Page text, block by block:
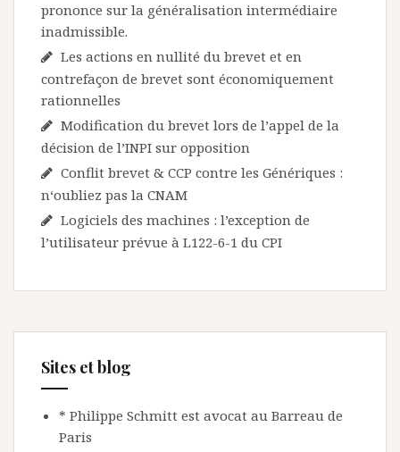
prononce sur la généralisation intermédiaire
inadmissible.
Les actions en nullité du brevet et en
contrefaçon de brevet sont économiquement
rationnelles
Modification du brevet lors de l’appel de la
décision de l’INPI sur opposition
Conflit brevet & CCP contre les Génériques :
n‘oubliez pas la CNAM
Logiciels des machines : l’exception de
l’utilisateur prévue à L122-6-1 du CPI
Sites et blog
* Philippe Schmitt est avocat au Barreau de
Paris